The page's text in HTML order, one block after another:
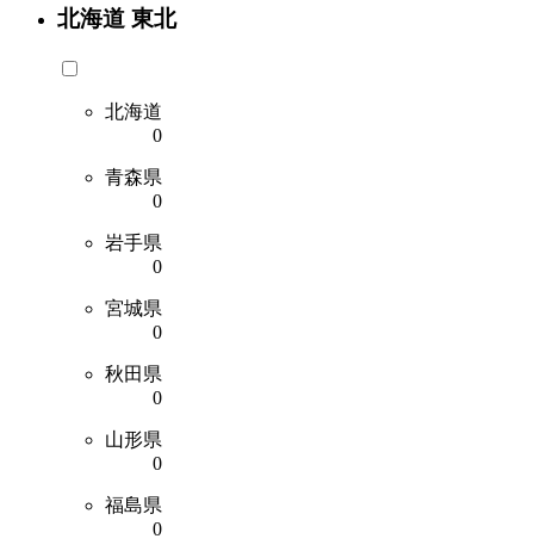
北海道 東北
北海道
0
青森県
0
岩手県
0
宮城県
0
秋田県
0
山形県
0
福島県
0